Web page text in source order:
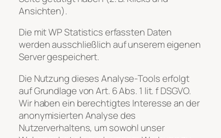
Ansichten).
Die mit WP Statistics erfassten Daten
werden ausschließlich auf unserem eigenen
Server gespeichert.
Die Nutzung dieses Analyse-Tools erfolgt
auf Grundlage von Art. 6 Abs. 1 lit. f DSGVO.
Wir haben ein berechtigtes Interesse an der
anonymisierten Analyse des
Nutzerverhaltens, um sowohl unser